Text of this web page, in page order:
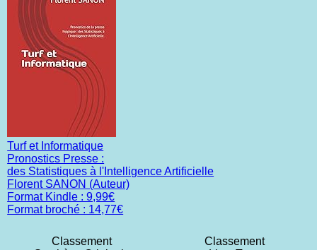
Turf et Informatique
Pronostics Presse :
des Statistiques à l'Intelligence Artificielle
Florent SANON (Auteur)
Format Kindle : 9,99€
Format broché : 14,77€
Classement
Classement